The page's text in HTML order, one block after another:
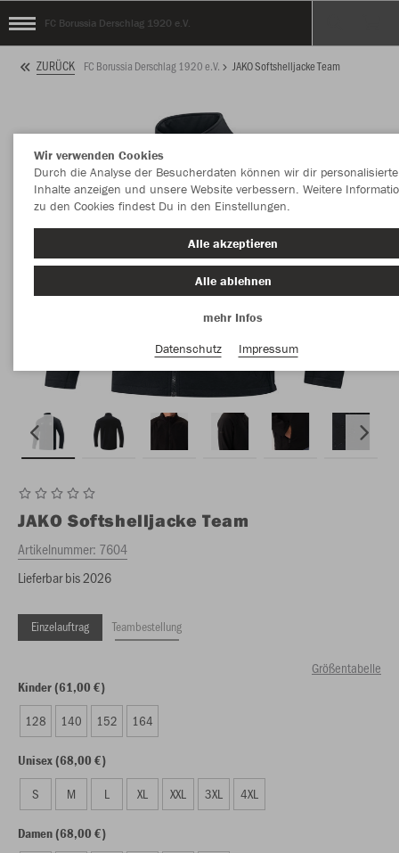
FC Borussia Derschlag 1920 e.V.
ZURÜCK FC Borussia Derschlag 1920 e.V. JAKO Softshelljacke Team
JAKO Softshelljacke Team
Artikelnummer: 7604
Lieferbar bis 2026
Einzelauftrag Teambestellung
Größentabelle
Kinder (61,00 €)
128 140 152 164
Unisex (68,00 €)
S M L XL XXL 3XL 4XL
Damen (68,00 €)
Wir verwenden Cookies
Durch die Analyse der Besucherdaten können wir dir personalisierte
Inhalte anzeigen und unsere Website verbessern. Weitere
zu den Cookies findest Du in den Einstellungen.
Alle akzeptieren
Alle ablehnen
mehr Infos
Datenschutz
Impressum